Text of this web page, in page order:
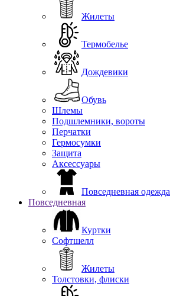
Жилеты
Термобелье
Дождевики
Обувь
Шлемы
Подшлемники, вороты
Перчатки
Гермосумки
Защита
Аксессуары
Повседневная одежда
Повседневная
Куртки
Софтшелл
Жилеты
Толстовки, флиски